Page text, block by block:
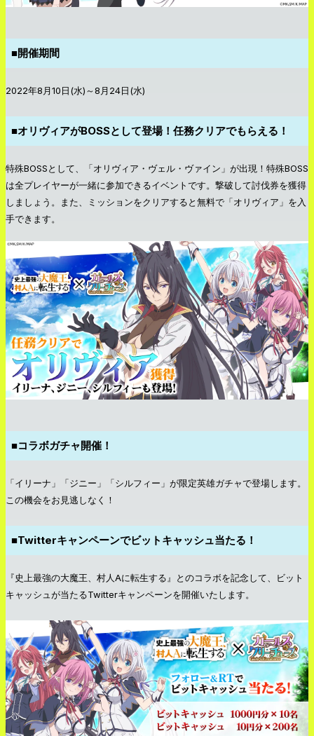
■開催期間
2022年8月10日(水)～8月24日(水)
■オリヴィアがBOSSとして登場！任務クリアでもらえる！
特殊BOSSとして、「オリヴィア・ヴェル・ヴァイン」が出現！特殊BOSS
は全プレイヤーが一緒に参加できるイベントです。撃破して討伐券を獲得
しましょう。また、ミッションをクリアすると無料で「オリヴィア」を入
手できます。
■コラボガチャ開催！
「イリーナ」「ジニー」「シルフィー」が限定英雄ガチャで登場します。
この機会をお見逃しなく！
■Twitterキャンペーンでビットキャッシュ当たる！
『史上最強の大魔王、村人Aに転生する』とのコラボを記念して、ビット
キャッシュが当たるTwitterキャンペーンを開催いたします。